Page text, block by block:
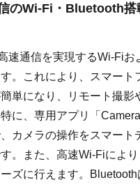
のWi-Fi・Bluetooth搭
速通信を実現するWi-Fiお
。これにより、スマート
簡単になり、リモート撮影
に、専用アプリ「
カメラの操作をスマート
。また、高速Wi-Fiによ
ズに行えます。